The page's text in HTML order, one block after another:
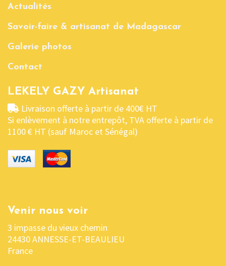
Actualités
Savoir-faire & artisanat de Madagascar
Galerie photos
Contact
LEKELY GAZY Artisanat
Livraison offerte à partir de 400€ HT
Si enlèvement à notre entrepôt, TVA offerte à partir de
1100 € HT (sauf Maroc et Sénégal)
Venir nous voir
3 impasse du vieux chemin
24430 ANNESSE-ET-BEAULIEU
France